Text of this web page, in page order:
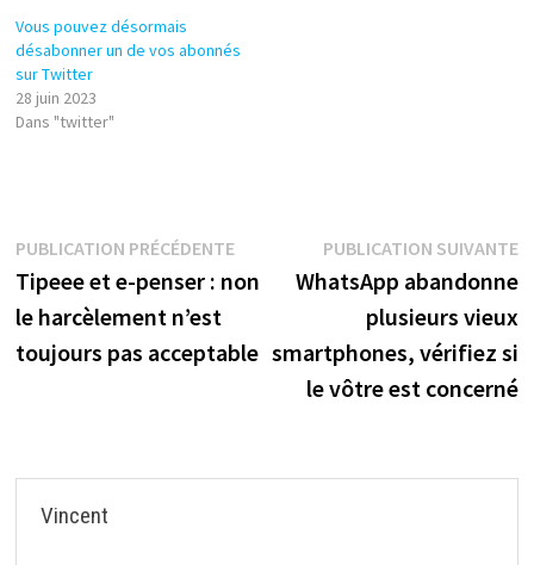
Vous pouvez désormais
désabonner un de vos abonnés
sur Twitter
28 juin 2023
Dans "twitter"
Navigation
de
l’article
PUBLICATION PRÉCÉDENTEPublication
précédente :
Tipeee et e-penser : non
le harcèlement n’est
toujours pas acceptable
PUBLICATION SUIVANTE
WhatsApp abandonne
plusieurs vieux
smartphones, vérifiez si
le vôtre est concerné
Vincent